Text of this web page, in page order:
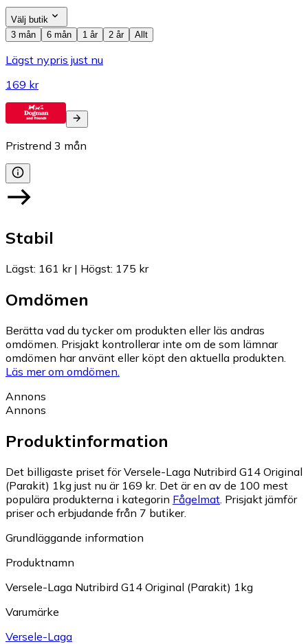
Välj butik
3 mån
6 mån 1 år 2 år Allt
Lägst nypris just nu
169 kr
Pristrend 3 mån
Stabil
Lägst: 161 kr| Högst: 175 kr
Omdömen
Berätta vad du tycker om produkten eller läs andras
omdömen. Prisjakt kontrollerar inte om de som lämnar
omdömen har använt eller köpt den aktuella produkten.
Läs mer om omdömen.
Annons
Annons
Produktinformation
Det billigaste priset för Versele-Laga Nutribird G14 Original
(Parakit) 1kg just nu är 169 kr. Det är en av de 100 mest
populära produkterna i kategorin Fågelmat Prisjakt jämför
priser och erbjudande från 7 butiker.
Grundläggande information
Produktnamn
Versele-Laga Nutribird G14 Original (Parakit) 1kg
Varumärke
Versele-Laga